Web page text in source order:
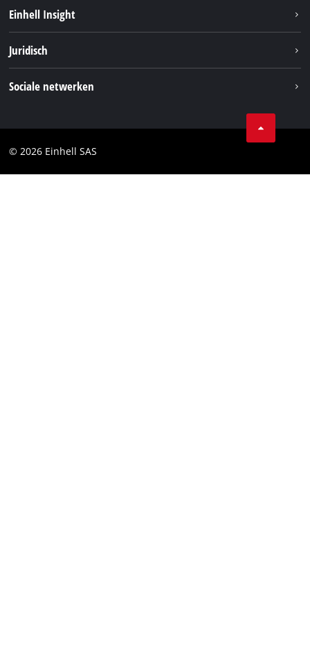
Service
Einhell Insight
Carrière
Juridisch
Compliance
Sociale netwerken
Youtube
© 2026 Einhell SAS